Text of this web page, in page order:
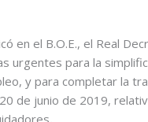
en el B.O.E., el Real
urgentes para la
y para completar la
de junio de 2019,